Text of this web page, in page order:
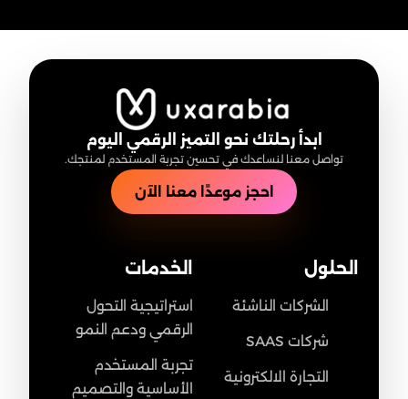
ابدأ رحلتك نحو التميز الرقمي اليوم
تواصل معنا لنساعدك في تحسين تجربة المستخدم لمنتجك.
احجز موعدًا معنا الآن
الخدمات
استراتيجية التحول
الرقمي ودعم النمو
تجربة المستخدم
الأساسية والتصميم
الحلول
الشركات الناشئة
شركات SAAS
التجارة الالكترونية